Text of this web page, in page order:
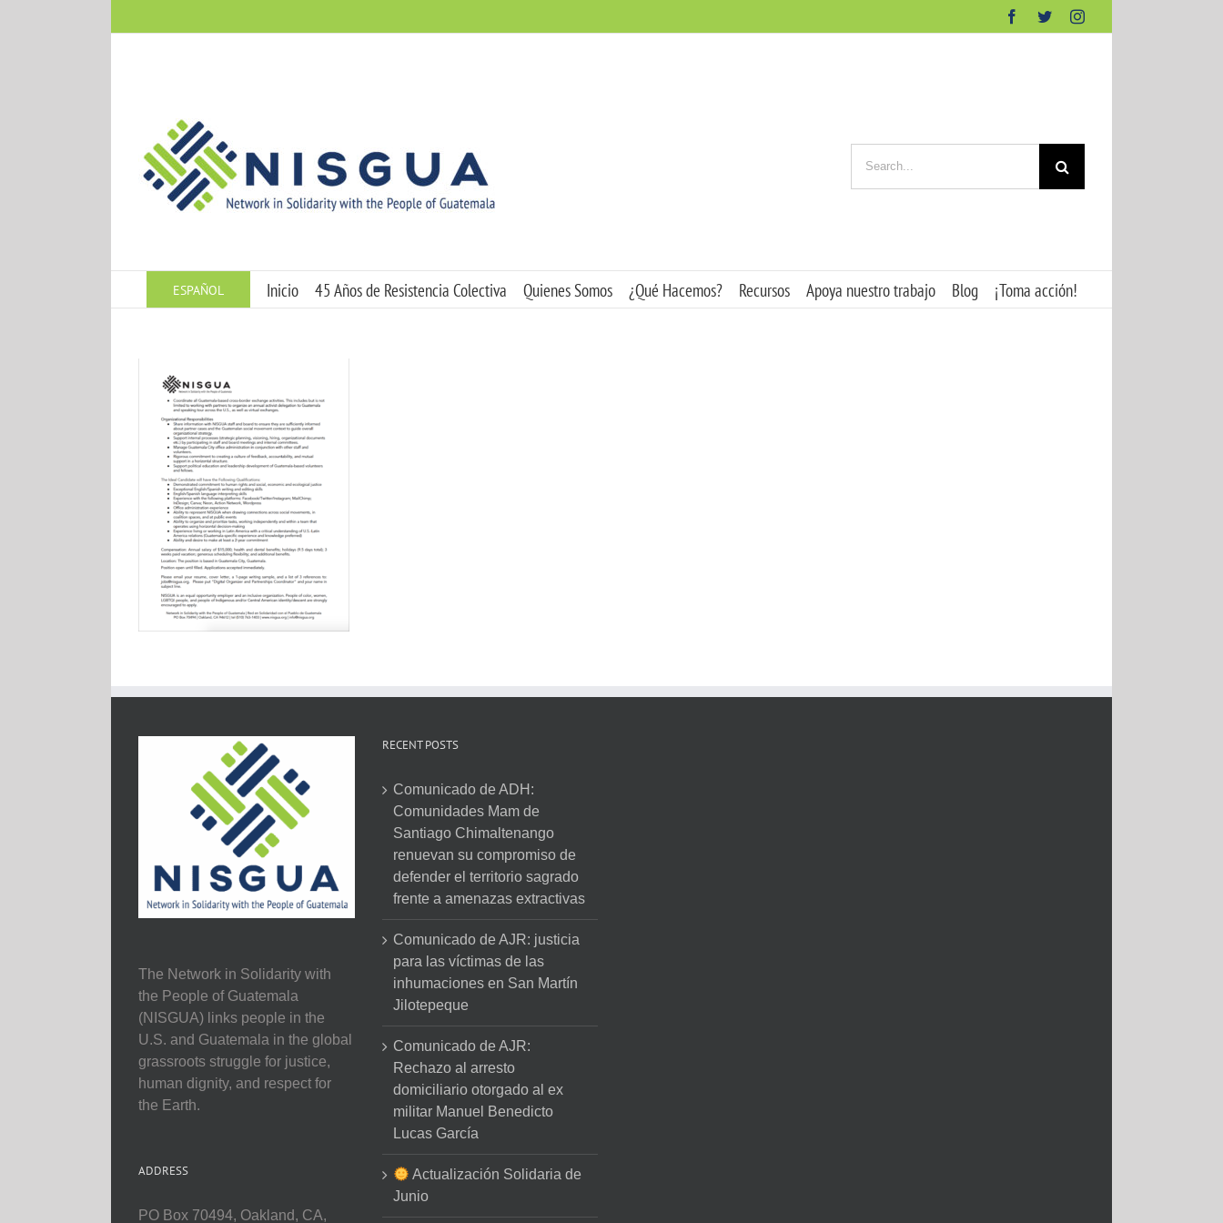
Facebook
TwitterInstagram
for:
ESPAÑOL Inicio 45 Años de Resistencia Colectiva Quienes Somos ¿Qué Hacemos? Recursos Apoya nuestro trabajo Blog ¡Toma acción!
The Network in Solidarity with
the People of Guatemala
(NISGUA) links people in the
U.S. and Guatemala in the global
grassroots struggle for justice,
human dignity, and respect for
the Earth.
ADDRESS
PO Box 70494, Oakland, CA,
RECENT POSTS
Comunicado de ADH:
Comunidades Mam de
Santiago Chimaltenango
renuevan su compromiso de
defender el territorio sagrado
frente a amenazas extractivas
Comunicado de AJR: justicia
para las víctimas de las
inhumaciones en San Martín
Jilotepeque
Comunicado de AJR:
Rechazo al arresto
domiciliario otorgado al ex
militar Manuel Benedicto
Lucas García
Actualización Solidaria de
Junio